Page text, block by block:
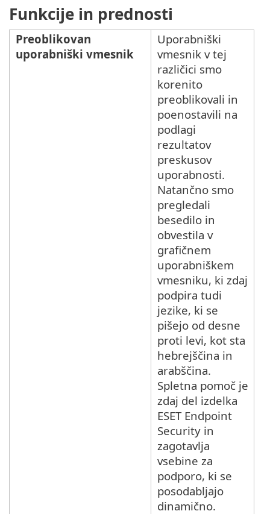
Funkcije in prednosti
Preoblikovan
uporabniški vmesnik
Uporabniški
vmesnik v tej
različici smo
korenito
preoblikovali in
poenostavili na
podlagi
rezultatov
preskusov
uporabnosti.
Natančno smo
pregledali
besedilo in
obvestila v
grafičnem
uporabniškem
vmesniku, ki zdaj
podpira tudi
jezike, ki se
pišejo od desne
proti levi, kot sta
hebrejščina in
arabščina.
Spletna pomoč je
zdaj del izdelka
ESET Endpoint
Security in
zagotavlja
vsebine za
podporo, ki se
posodabljajo
dinamično.